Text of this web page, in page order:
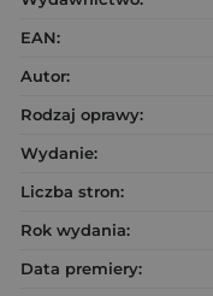
EAN:
Autor:
Rodzaj oprawy:
Wydanie:
Liczba stron:
Rok wydania:
Data premiery: